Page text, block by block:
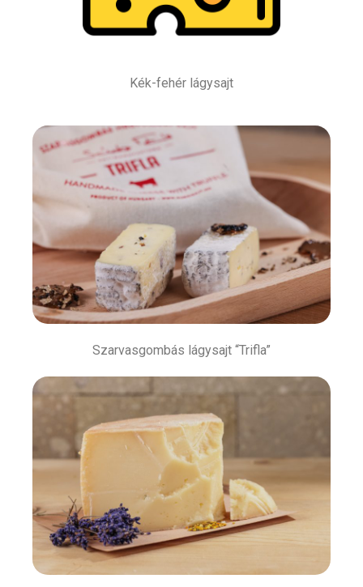
Kék-fehér lágysajt
Szarvasgombás lágysajt “Trifla”